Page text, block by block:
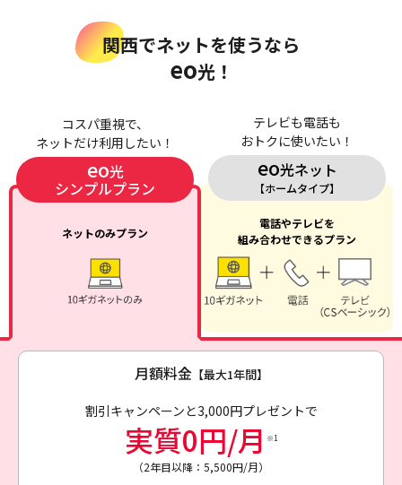
関西でネットを使うなら
eo光！
コスパ重視で、
ネットだけ利用したい！
eo光
シンプルプラン
ネットのみプラン
テレビも電話も
おトクに使いたい！
eo光ネット
【ホームタイプ】
電話やテレビを
組み合わせできるプラン
月額料金【最大1年間】
割引キャンペーンと3,000円プレゼントで
実質0円/月 ※1
（2年目以降：5,500円/月）